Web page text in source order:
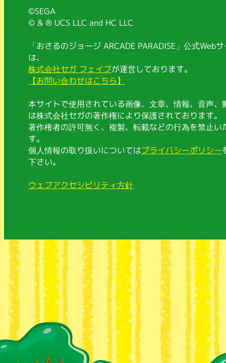
©SEGA
© & ® UCS LLC and HC LLC
「おさるのジョージ ARCADE PARADISE」公式Web
は、
株式会社セガ フェイブが運営しております。
【お問い合わせはこちら】
本サイトで使用されている画像、文章、情報、音声、
は株式会社セガの著作権により保護されております。
著作権者の許可無く、複製、転載などの行為を禁止い
す。
個人情報の取り扱いについてはプライバシーポリシー
下さい。
ウェブアクセシビリティ方針